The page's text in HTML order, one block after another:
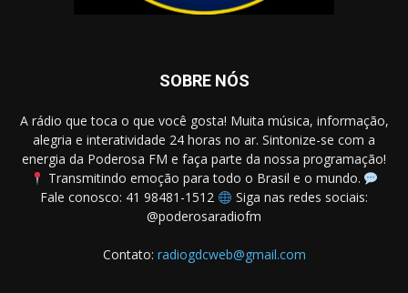
SOBRE NÓS
A rádio que toca o que você gosta! Muita música, informação,
alegria e interatividade 24 horas no ar. Sintonize-se com a
energia da Poderosa FM e faça parte da nossa programação!
Transmitindo emoção para todo o Brasil e o mundo.
Fale conosco: 41 98481-1512
Siga nas redes sociais:
@poderosaradiofm
Contato: radiogdcweb@gmail.com